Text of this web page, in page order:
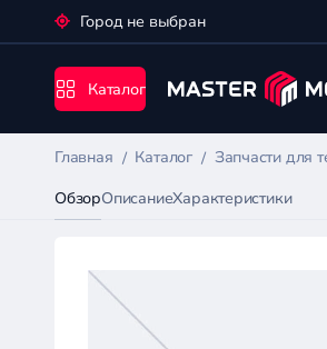
Город не выбран
Каталог
Главная Каталог Запчасти для
ОбзорОписаниеХарактеристики